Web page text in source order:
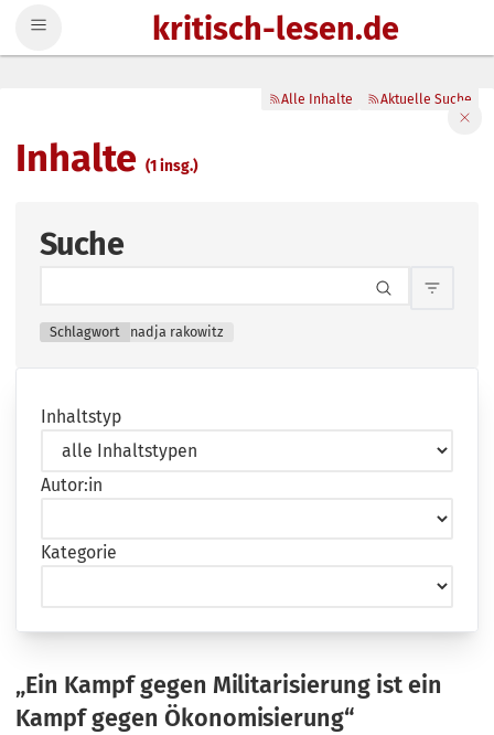
kritisch-lesen.de
Inhalte(1 insg.)
Alle Inhalte Aktuelle Suche
Suche
Schlagwort nadja rakowitz
Inhaltstyp
Autor:in
Kategorie
„Ein Kampf gegen Militarisierung ist ein
Kampf gegen Ökonomisierung“